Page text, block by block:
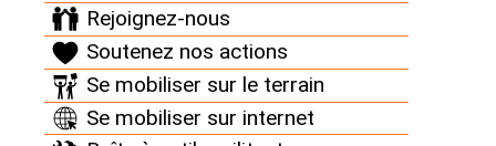
Rejoignez-nous
Soutenez nos actions
Se mobiliser sur le terrain
Se mobiliser sur internet
contre-pouvoir citoyen. Totalement indépendants
de l’État,nous dépendons exclusivement du
soutien de nos donateur⋅ices. C’est grâce à votre
soutien financier que nous pouvons nous permettre
de tout mettre en œuvre pour offrir aux générations